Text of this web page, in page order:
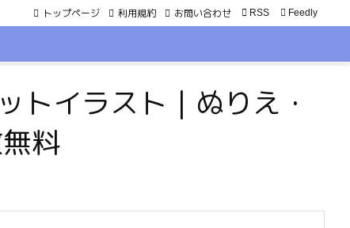
トップページ 利用規約 お問い合わせ  RSS Feedly
イラスト｜ぬりえ・
料